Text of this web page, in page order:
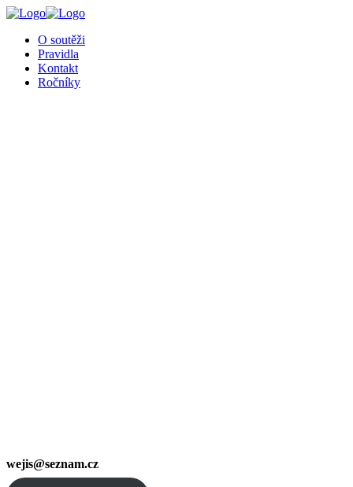
O soutěži
Pravidla
Kontakt
Ročníky
wejis@seznam.cz